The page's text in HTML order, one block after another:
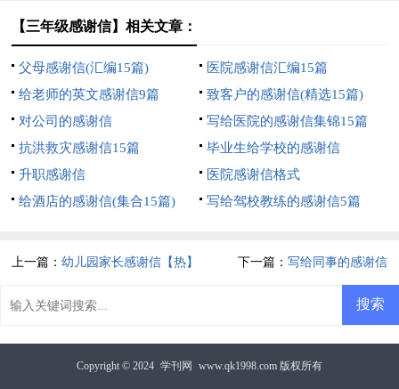
【三年级感谢信】相关文章：
父母感谢信(汇编15篇)
医院感谢信汇编15篇
给老师的英文感谢信9篇
致客户的感谢信(精选15篇)
对公司的感谢信
写给医院的感谢信集锦15篇
抗洪救灾感谢信15篇
毕业生给学校的感谢信
升职感谢信
医院感谢信格式
给酒店的感谢信(集合15篇)
写给驾校教练的感谢信5篇
上一篇：幼儿园家长感谢信【热】 下一篇： 写给同事的感谢信
Copyright © 2024 学刊网 www.qk1998.com 版权所有